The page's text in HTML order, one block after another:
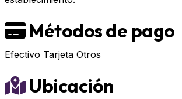
Métodos de pago
Efectivo Tarjeta Otros
Ubicación